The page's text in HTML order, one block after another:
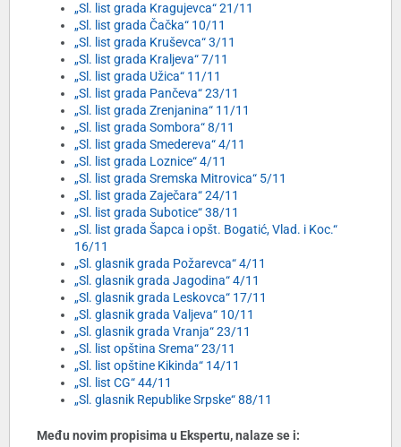
„Sl. list grada Kragujevca“ 21/11
„Sl. list grada Čačka“ 10/11
„Sl. list grada Kruševca“ 3/11
„Sl. list grada Kraljeva“ 7/11
„Sl. list grada Užica“ 11/11
„Sl. list grada Pančeva“ 23/11
„Sl. list grada Zrenjanina“ 11/11
„Sl. list grada Sombora“ 8/11
„Sl. list grada Smedereva“ 4/11
„Sl. list grada Loznice“ 4/11
„Sl. list grada Sremska Mitrovica“ 5/11
„Sl. list grada Zaječara“ 24/11
„Sl. list grada Subotice“ 38/11
„Sl. list grada Šapca i opšt. Bogatić, Vlad. i Koc.“
16/11
„Sl. glasnik grada Požarevca“ 4/11
„Sl. glasnik grada Jagodina“ 4/11
„Sl. glasnik grada Leskovca“ 17/11
„Sl. glasnik grada Valjeva“ 10/11
„Sl. glasnik grada Vranja“ 23/11
„Sl. list opština Srema“ 23/11
„Sl. list opštine Kikinda“ 14/11
„Sl. list CG“ 44/11
„Sl. glasnik Republike Srpske“ 88/11
Među novim propisima u Ekspertu, nalaze se i: